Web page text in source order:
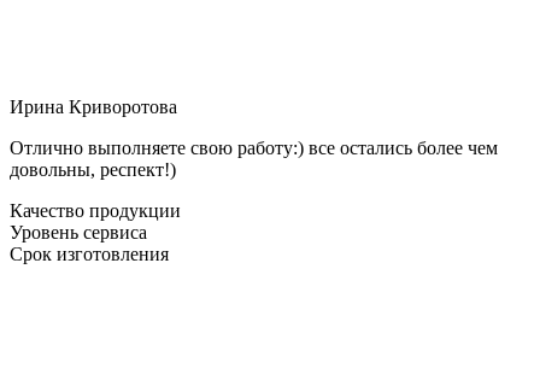
Ирина Криворотова
Отлично выполняете свою работу:) все остались более чем
довольны, респект!)
Качество продукции
Уровень сервиса
Срок изготовления